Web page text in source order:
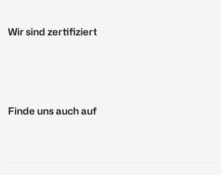
Wir sind zertifiziert
Finde uns auch auf